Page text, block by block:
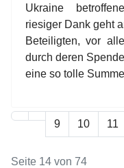
Ukraine
riesiger Dank geht
Beteiligten, vor
durch deren
eine so tolle
9 10 11
Seite 14 von 74